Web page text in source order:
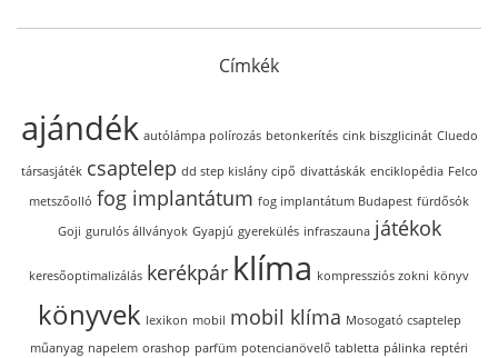
Címkék
ajándék autólámpa polírozás betonkerítés cink biszglicinát Cluedo
társasjáték csaptelep dd step kislány cipő divattáskák enciklopédia Felco
metszőolló fog implantátum fog implantátum Budapest fürdősók
Goji gurulós állványok Gyapjú gyerekülés infraszauna játékok
keresőoptimalizálás kerékpár klíma kompressziós zokni könyv
könyvek lexikon mobil mobil klíma Mosogató csaptelep
műanyag napelem orashop parfüm potencianövelő tabletta pálinka reptéri